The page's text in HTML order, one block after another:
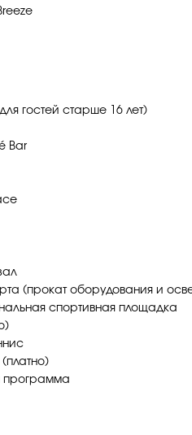
гостей старше 16 лет)
Bar
(прокат оборудования и
спортивная площадка
программа